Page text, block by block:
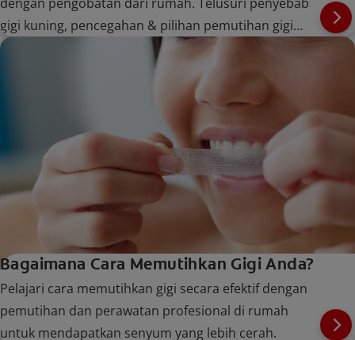
gigi kuning, pencegahan & pilihan pemutihan gigi
profesional.
Bagaimana Cara Memutihkan Gigi Anda?
Pelajari cara memutihkan gigi secara efektif dengan
pemutihan dan perawatan profesional di rumah
untuk mendapatkan senyum yang lebih cerah.